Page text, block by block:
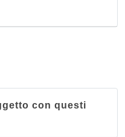
con questi